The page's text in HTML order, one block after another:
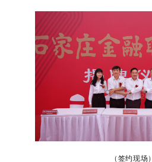
（签约现场）